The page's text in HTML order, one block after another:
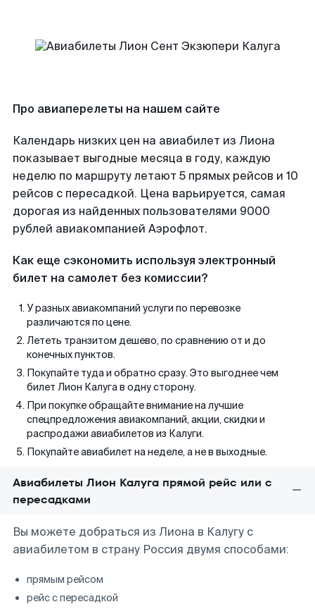
Про авиаперелеты на нашем сайте
Календарь низких цен на авиабилет из Лиона
показывает выгодные месяца в году, каждую
неделю по маршруту летают 5 прямых рейсов и 10
рейсов с пересадкой. Цена варьируется, самая
дорогая из найденных пользователями 9000
рублей авиакомпанией Аэрофлот.
Как еще сэкономить используя электронный
билет на самолет без комиссии?
У разных авиакомпаний услуги по перевозке
различаются по цене.
Лететь транзитом дешево, по сравнению от и до
конечных пунктов.
Покупайте туда и обратно сразу. Это выгоднее чем
билет Лион Калуга в одну сторону.
При покупке обращайте внимание на лучшие
спецпредложения авиакомпаний, акции, скидки и
распродажи авиабилетов из Калуги.
Покупайте авиабилет на неделе, а не в выходные.
Авиабилеты Лион Калуга прямой рейс или с
пересадками
Вы можете добраться из Лиона в Калугу с
авиабилетом в страну Россия двумя способами:
прямым рейсом
рейс с пересадкой